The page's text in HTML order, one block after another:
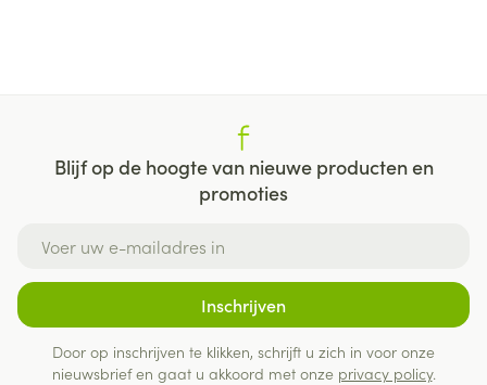
Blijf op de hoogte van nieuwe producten en
promoties
Inschrijven
Door op inschrijven te klikken, schrijft u zich in voor onze
nieuwsbrief en gaat u akkoord met onze privacy policy.